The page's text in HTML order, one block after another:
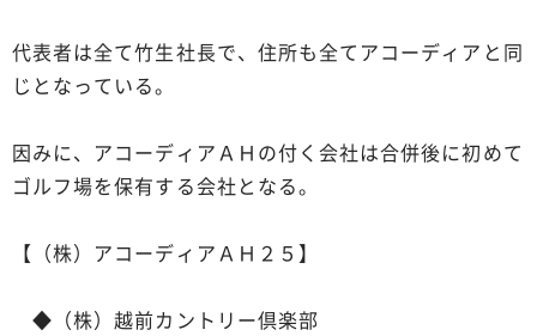
代表者は全て竹生社長で、住所も全てアコーディアと同
じとなっている。
因みに、アコーディアＡＨの付く会社は合併後に初めて
ゴルフ場を保有する会社となる。
【（株）アコーディアＡＨ２５】
◆（株）越前カントリー倶楽部